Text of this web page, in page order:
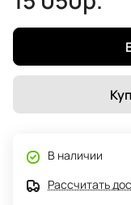
В наличии
Рассчитать